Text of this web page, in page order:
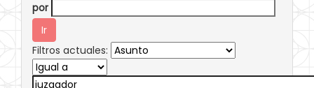
por
Filtros actuales: